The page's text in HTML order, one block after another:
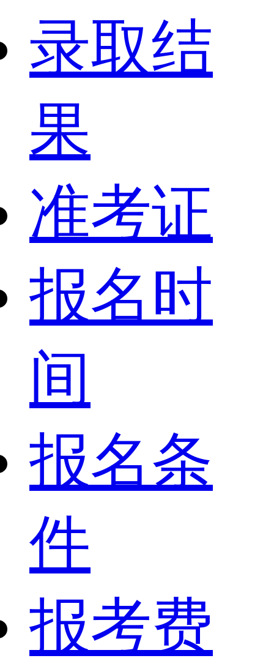
录取结
果
准考证
报名时
间
报名条
件
报考费